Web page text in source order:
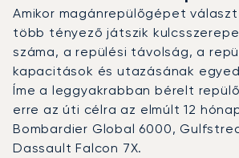
Amikor magánrepülőgépet
több tényező játszik
száma, a repülési távolság, a
kapacitások és utazásának
Íme a leggyakrabban bérelt
erre az úti célra az elmúlt 12
Bombardier Global 6000,
Dassault Falcon 7X.